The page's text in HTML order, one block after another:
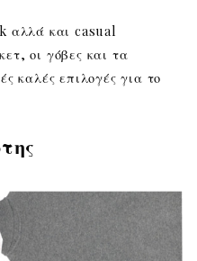
αλλά και casual
οι γόβες και τα
καλές επιλογές για το